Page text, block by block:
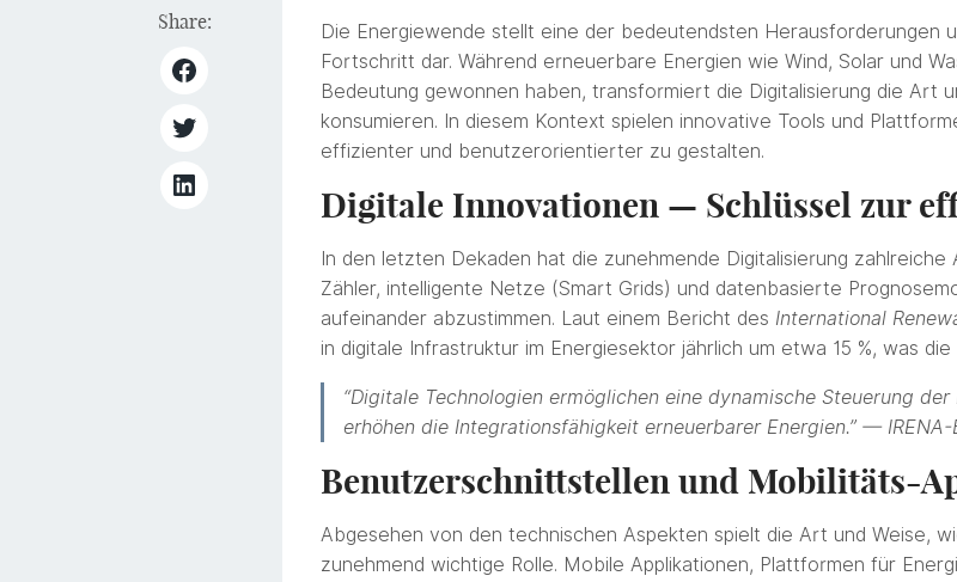
Share:
Die Energiewende stellt eine der bedeutendsten Herausforderungen
Fortschritt dar. Während erneuerbare Energien wie Wind, Solar und
Bedeutung gewonnen haben, transformiert die Digitalisierung die Art
konsumieren. In diesem Kontext spielen innovative Tools und
effizienter und benutzerorientierter zu gestalten.
Digitale Innovationen — Schlüssel zur
In den letzten Dekaden hat die zunehmende Digitalisierung
Zähler, intelligente Netze (Smart Grids) und datenbasierte
aufeinander abzustimmen. Laut einem Bericht des International
in digitale Infrastruktur im Energiesektor jährlich um etwa 15 %, was
“Digitale Technologien ermöglichen eine dynamische Steuerung
erhöhen die Integrationsfähigkeit erneuerbarer Energien.” —
Benutzerschnittstellen und Mobilitäts-
Abgesehen von den technischen Aspekten spielt die Art und Weise,
zunehmend wichtige Rolle. Mobile Applikationen, Plattformen für